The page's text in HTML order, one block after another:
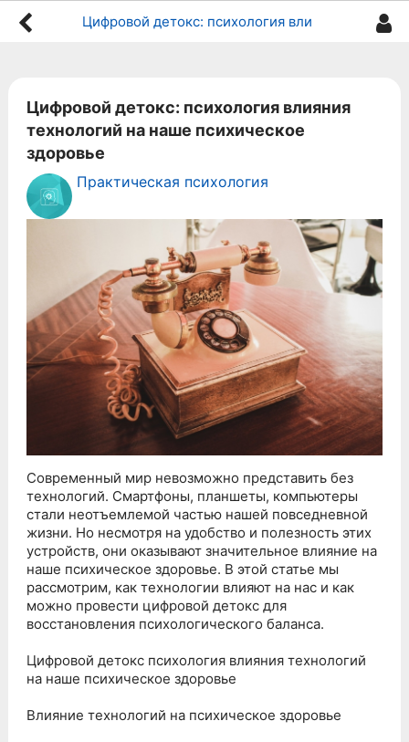
Цифровой детокс: психология влияния
технологий на наше психическое
здоровье
Практическая психология
Современный мир невозможно представить без
технологий. Смартфоны, планшеты, компьютеры
стали неотъемлемой частью нашей повседневной
жизни. Но несмотря на удобство и полезность этих
устройств, они оказывают значительное влияние на
наше психическое здоровье. В этой статье мы
рассмотрим, как технологии влияют на нас и как
можно провести цифровой детокс для
восстановления психологического баланса.
Цифровой детокс психология влияния технологий
на наше психическое здоровье
Влияние технологий на психическое здоровье